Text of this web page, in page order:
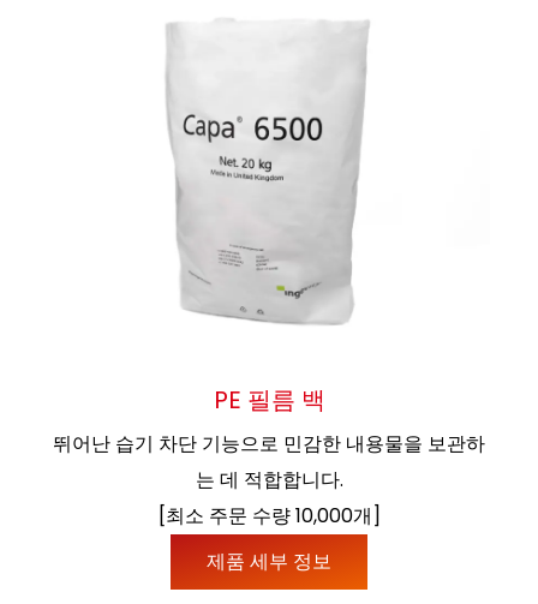
PE 필름 백
뛰어난 습기 차단 기능으로 민감한 내용물을 보관하
는 데 적합합니다.
[최소 주문 수량 10,000개]
제품 세부 정보